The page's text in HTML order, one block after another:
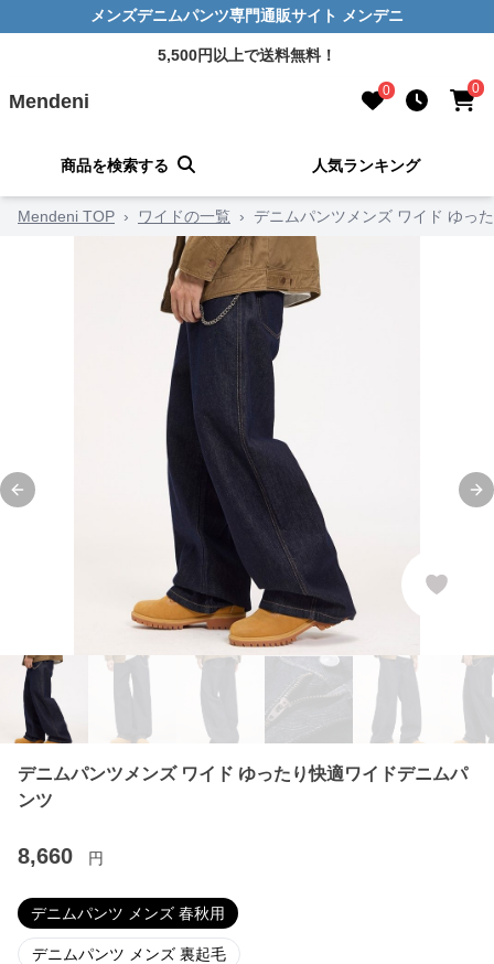
メンズデニムパンツ専門通販サイト メンデニ
5,500円以上で送料無料！
Mendeni 0 0
商品を検索する 人気ランキング
Mendeni TOP › ワイドの一覧 › デニムパンツメンズ ワイド ゆっ
Previous slide
デニムパンツメンズ ワイド ゆったり快適ワイドデニムパ
ンツ
8,660 円
デニムパンツ メンズ 春秋用
デニムパンツ メンズ 裏起毛